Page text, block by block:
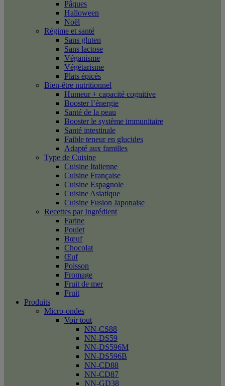
Pâques
Halloween
Noël
Régime et santé
Sans gluten
Sans lactose
Véganisme
Végétarisme
Plats épicés
Bien-être nutritionnel
Humeur + capacité cognitive
Booster l’énergie
Santé de la peau
Booster le système immunitaire
Santé intestinale
Faible teneur en glucides
Adapté aux familles
Type de Cuisine
Cuisine Italienne
Cuisine Française
Cuisine Espagnole
Cuisine Asiatique
Cuisine Fusion Japonaise
Recettes par Ingrédient
Farine
Poulet
Bœuf
Chocolat
Œuf
Poisson
Fromage
Fruit de mer
Fruit
Produits
Micro-ondes
Voir tout
NN-CS88
NN-DS59
NN-DS596M
NN-DS596B
NN-CD88
NN-CD87
NN-GD38